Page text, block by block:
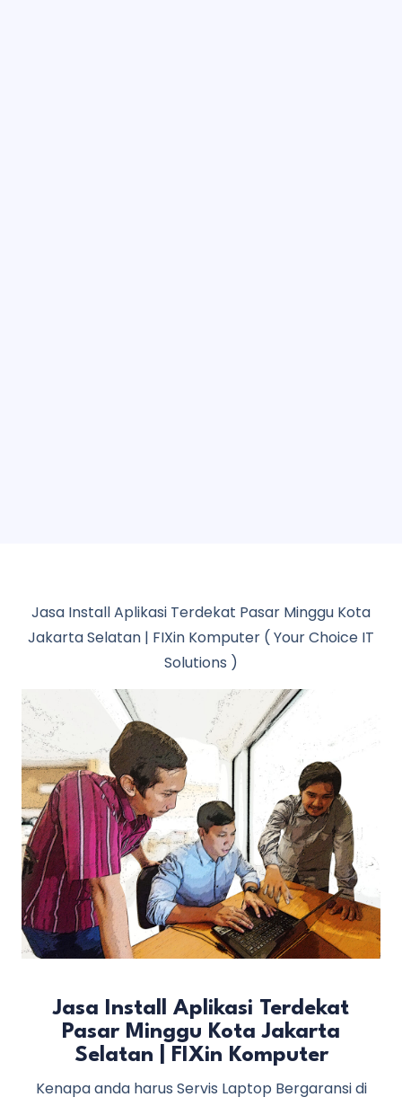
Jasa Install Aplikasi Terdekat Pasar Minggu Kota
Jakarta Selatan | FIXin Komputer ( Your Choice IT
Solutions )
Jasa Install Aplikasi Terdekat
Pasar Minggu Kota Jakarta
Selatan | FIXin Komputer
Kenapa anda harus Servis Laptop Bergaransi di